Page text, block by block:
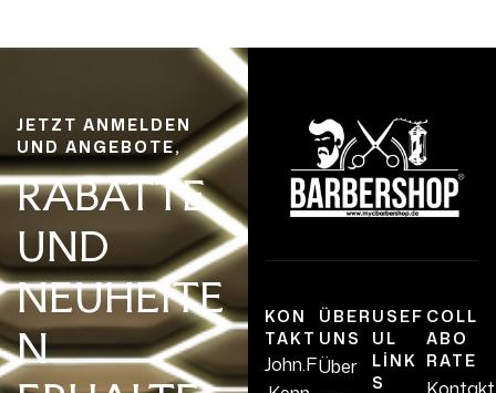
KON
TAKT
John.F
ÜBER
UNS
Über
USEF
UL
LINK
S
COLL
ABO
RATE
JETZT ANMELDEN
UND ANGEBOTE,
RABATTE
UND
NEUHEITE
N